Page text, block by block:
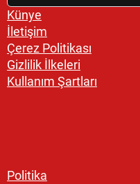
Künye
İletişim
Çerez Politikası
Gizlilik İlkeleri
Kullanım Şartları
Politika